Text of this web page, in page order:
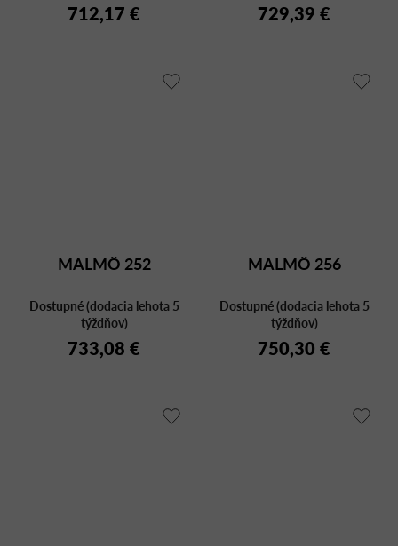
712,17 € 729,39 €
MALMÖ 252
Dostupné (dodacia lehota 5
týždňov)
733,08 €
MALMÖ 256
Dostupné (dodacia lehota 5
týždňov)
750,30 €